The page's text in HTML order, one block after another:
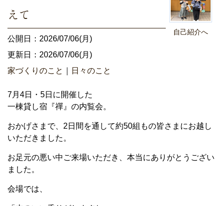
自己紹介へ
えて
公開日：2026/07/06(月)
更新日：2026/07/06(月)
家づくりのこと
日々のこと
7月4日・5日に開催した
一棟貸し宿『禪』の内覧会。
おかげさまで、2日間を通して約50組もの皆さまにお越し
いただきました。
お足元の悪い中ご来場いただき、本当にありがとうござい
ました。
会場では、